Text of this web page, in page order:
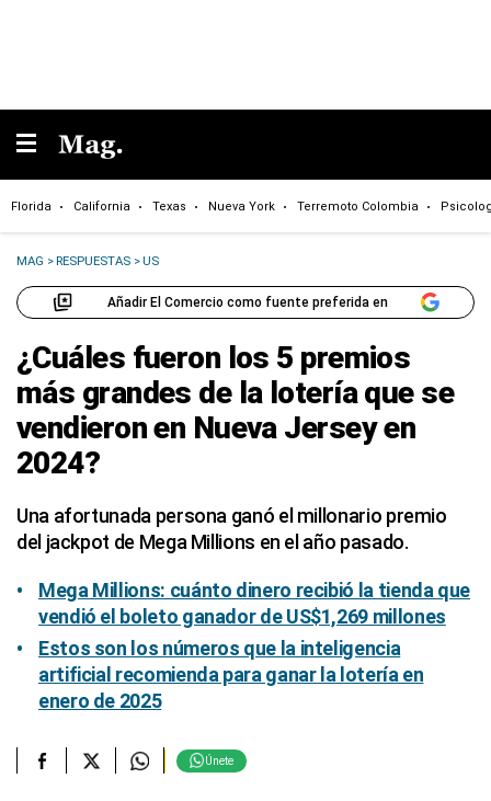
Florida California Texas Nueva York Terremoto Colombia
MAG >RESPUESTAS >US
Añadir El Comercio como fuente preferida en
¿Cuáles fueron los 5 premios
más grandes de la lotería que se
vendieron en Nueva Jersey en
2024?
Una afortunada persona ganó el millonario premio
del jackpot de Mega Millions en el año pasado.
Mega Millions: cuánto dinero recibió la tienda que
vendió el boleto ganador de US$1,269 millones
Estos son los números que la inteligencia
artificial recomienda para ganar la lotería en
enero de 2025
Únete